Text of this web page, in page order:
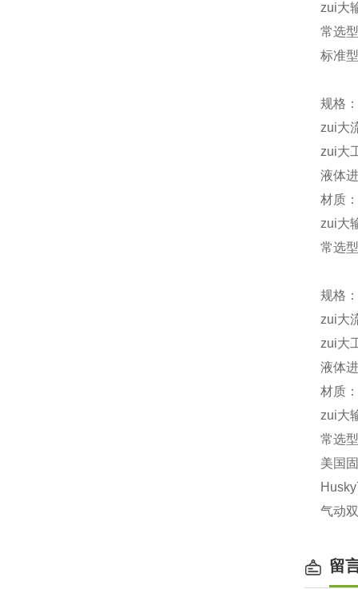
zui大
常选
标准
规格
zui大
zui大
液体
材质
zui大
常选
规格
zui大
zui大
液体
材质
zui大
常选
美国
气动
留